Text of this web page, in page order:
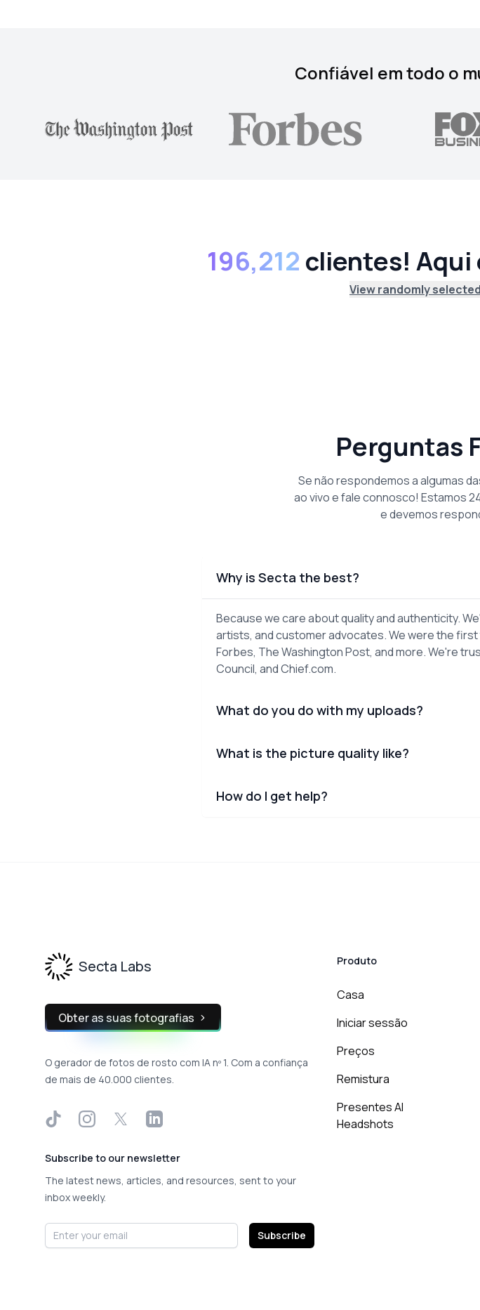
Confiável em todo o
196,212 clientes! Aqui
View randomly
Perguntas
Se não respondemos a algumas
ao vivo e fale connosco! Estamos
e devemos
Why is Secta the best?
Because we care about quality and authenticity.
artists, and customer advocates. We were the
Forbes, The Washington Post, and more. We're
Council, and Chief.com.
What do you do with my uploads?
What is the picture quality like?
How do I get help?
Secta Labs
Obter as suas fotografias
O gerador de fotos de rosto com IA nº 1. Com a confiança
de mais de 40.000 clientes.
TikTokInstagram
X LinkedIn
Subscribe to our newsletter
The latest news, articles, and resources, sent to your
inbox weekly.
Email address Subscribe
Produto
Casa
Iniciar sessão
Preços
Remistura
Presentes AI
Headshots